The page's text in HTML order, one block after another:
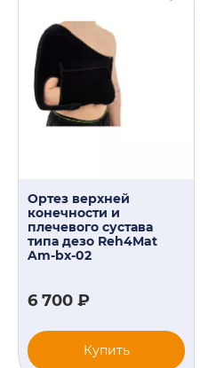
Ортез верхней
конечности и
плечевого сустава
типа дезо Reh4Mat
Am-bx-02
6 700 ₽
Купить